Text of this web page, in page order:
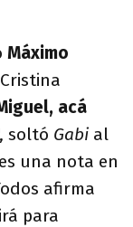
Máximo
acá
soltó Gabi al
una nota en
afirma
para